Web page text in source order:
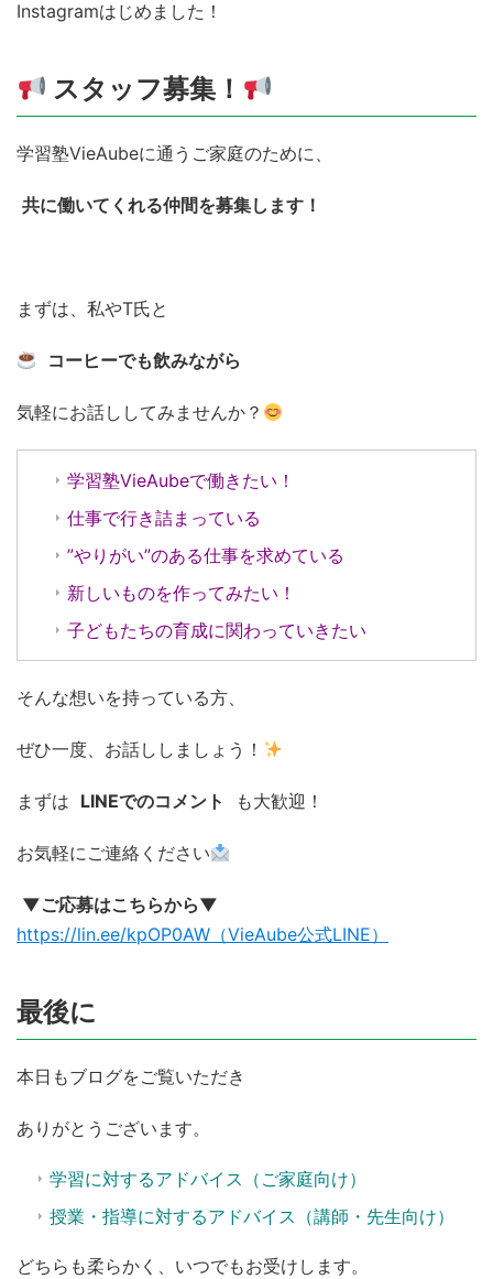
Instagramはじめました！
スタッフ募集！
学習塾VieAubeに通うご家庭のために、
共に働いてくれる仲間を募集します！
まずは、私やT氏と
コーヒーでも飲みながら
気軽にお話ししてみませんか？
学習塾VieAubeで働きたい！
仕事で行き詰まっている
”やりがい”のある仕事を求めている
新しいものを作ってみたい！
子どもたちの育成に関わっていきたい
そんな想いを持っている方、
ぜひ一度、お話ししましょう！
まずは LINEでのコメント も大歓迎！
お気軽にご連絡ください
▼ご応募はこちらから▼
https://lin.ee/kpOP0AW（VieAube公式LINE）
最後に
本日もブログをご覧いただき
ありがとうございます。
学習に対するアドバイス（ご家庭向け）
授業・指導に対するアドバイス（講師・先生向け）
どちらも柔らかく、いつでもお受けします。